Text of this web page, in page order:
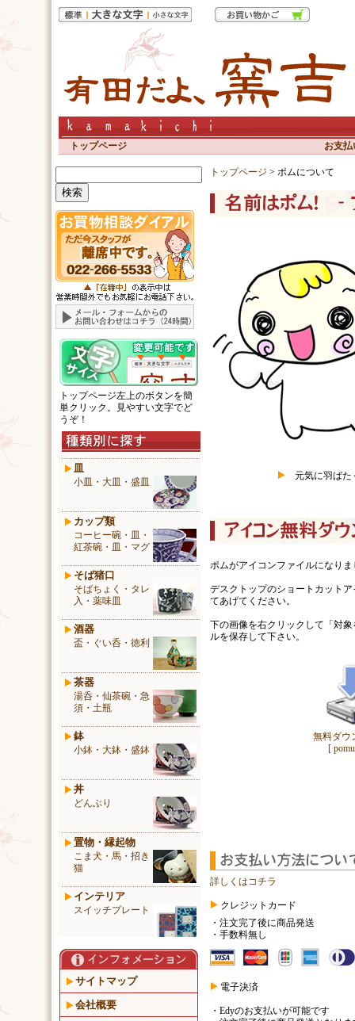
トップページ お支
トップページ左上のボタンを簡
単クリック。見やすい文字でど
うぞ！
皿
小皿・大皿・盛皿
カップ類
コーヒー碗・皿・
紅茶碗・皿・マグ
そば猪口
そばちょく・タレ
入・薬味皿
酒器
盃・ぐい呑・徳利
茶器
湯呑・仙茶碗・急
須・土瓶
鉢
小鉢・大鉢・盛鉢
丼
どんぶり
置物・縁起物
こま犬・馬・招き
猫
インテリア
スイッチプレート
サイトマップ
会社概要
トップページ > ポムについて
元気に羽ばた
ポムがアイコンファイルになりま
デスクトップのショートカット
てあげてください。
下の画像を右クリックして「対
ルを保存して下さい。
無料ダウ
[
詳しくはコチラ
クレジットカード
・注文完了後に商品発送
・手数料無し
電子決済
・Edyのお支払いが可能です